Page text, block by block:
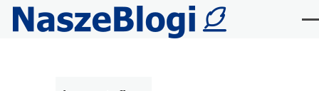
Przejdź do treści